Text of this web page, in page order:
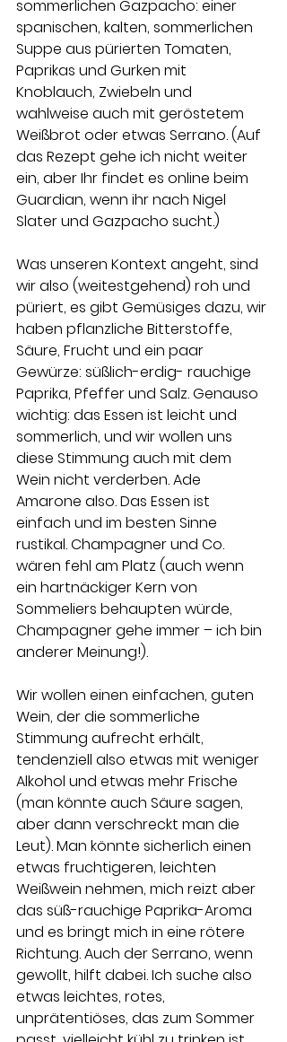
sommerlichen Gazpacho: einer
spanischen, kalten, sommerlichen
Suppe aus pürierten Tomaten,
Paprikas und Gurken mit
Knoblauch, Zwiebeln und
wahlweise auch mit geröstetem
Weißbrot oder etwas Serrano. (Auf
das Rezept gehe ich nicht weiter
ein, aber Ihr findet es online beim
Guardian, wenn ihr nach Nigel
Slater und Gazpacho sucht.)
Was unseren Kontext angeht, sind
wir also (weitestgehend) roh und
püriert, es gibt Gemüsiges dazu, wir
haben pflanzliche Bitterstoffe,
Säure, Frucht und ein paar
Gewürze: süßlich-erdig- rauchige
Paprika, Pfeffer und Salz. Genauso
wichtig: das Essen ist leicht und
sommerlich, und wir wollen uns
diese Stimmung auch mit dem
Wein nicht verderben. Ade
Amarone also. Das Essen ist
einfach und im besten Sinne
rustikal. Champagner und Co.
wären fehl am Platz (auch wenn
ein hartnäckiger Kern von
Sommeliers behaupten würde,
Champagner gehe immer – ich bin
anderer Meinung!).
Wir wollen einen einfachen, guten
Wein, der die sommerliche
Stimmung aufrecht erhält,
tendenziell also etwas mit weniger
Alkohol und etwas mehr Frische
(man könnte auch Säure sagen,
aber dann verschreckt man die
Leut). Man könnte sicherlich einen
etwas fruchtigeren, leichten
Weißwein nehmen, mich reizt aber
das süß-rauchige Paprika-Aroma
und es bringt mich in eine rötere
Richtung. Auch der Serrano, wenn
gewollt, hilft dabei. Ich suche also
etwas leichtes, rotes,
unprätentiöses, das zum Sommer